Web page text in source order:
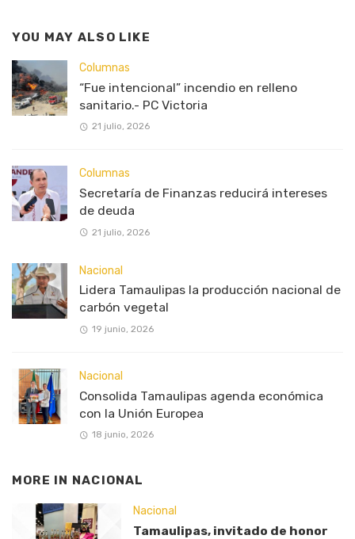
YOU MAY ALSO LIKE
Columnas
“Fue intencional” incendio en relleno
sanitario.- PC Victoria
21 julio, 2026
Columnas
Secretaría de Finanzas reducirá intereses
de deuda
21 julio, 2026
Nacional
Lidera Tamaulipas la producción nacional de
carbón vegetal
19 junio, 2026
Nacional
Consolida Tamaulipas agenda económica
con la Unión Europea
18 junio, 2026
MORE IN NACIONAL
Nacional
Tamaulipas, invitado de honor